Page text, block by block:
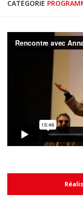
CATÉGORIE